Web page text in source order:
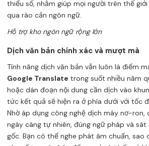
thiểu số, nhằm giúp mọi người trên thế
qua rào cản ngôn ngữ.
Hỗ trợ kho ngôn ngữ rộng lớn
Dịch văn bản chính xác và mượt mà
Tính năng dịch văn bản vẫn luôn là điểm
Google Translate trong suốt nhiều năm
hoặc dán đoạn nội dung cần dịch vào
tức kết quả sẽ hiện ra ở phía dưới với tốc
Nhờ áp dụng công nghệ dịch máy nơ-ron,
ngày càng tự nhiên, đúng ngữ pháp và sát
gốc. Bạn có thể nghe phát âm chuẩn, sao